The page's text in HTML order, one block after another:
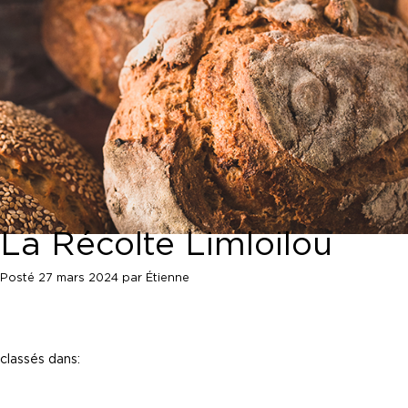
La Récolte Limloilou
Posté 27 mars 2024 par Étienne
classés dans: